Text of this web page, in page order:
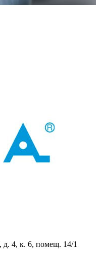
д. 4, к. 6, помещ. 14/1